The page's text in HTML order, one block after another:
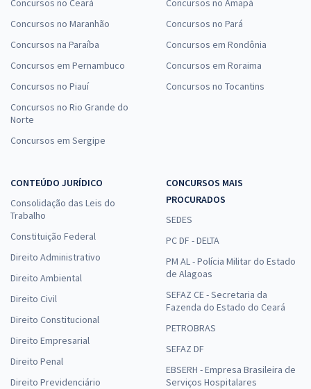
Concursos no Ceará
Concursos no Maranhão
Concursos na Paraíba
Concursos em Pernambuco
Concursos no Piauí
Concursos no Rio Grande do
Norte
Concursos em Sergipe
Concursos no Amapá
Concursos no Pará
Concursos em Rondônia
Concursos em Roraima
Concursos no Tocantins
CONTEÚDO JURÍDICO
Consolidação das Leis do
Trabalho
Constituição Federal
Direito Administrativo
Direito Ambiental
Direito Civil
Direito Constitucional
Direito Empresarial
Direito Penal
Direito Previdenciário
CONCURSOS MAIS
PROCURADOS
SEDES
PC DF - DELTA
PM AL - Polícia Militar do Estado
de Alagoas
SEFAZ CE - Secretaria da
Fazenda do Estado do Ceará
PETROBRAS
SEFAZ DF
EBSERH - Empresa Brasileira de
Serviços Hospitalares